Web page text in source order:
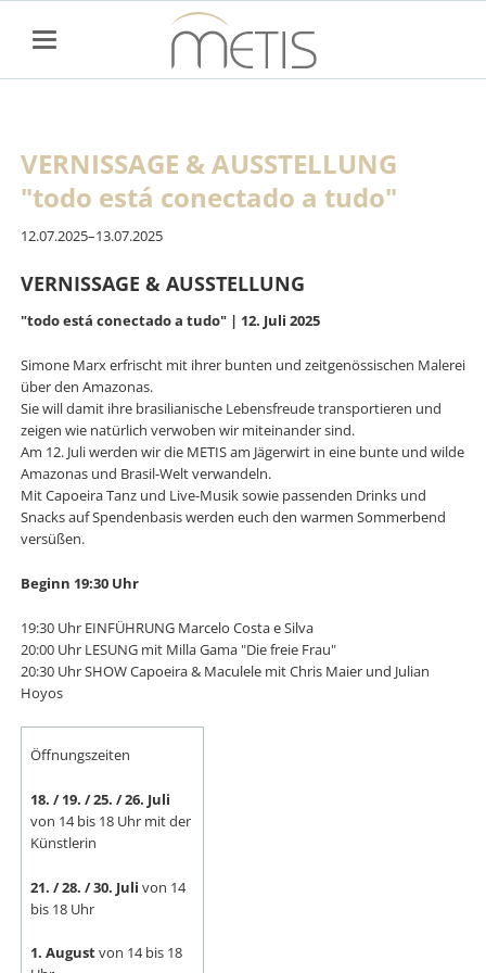
VERNISSAGE & AUSSTELLUNG
"todo está conectado a tudo"
12.07.2025–13.07.2025
VERNISSAGE & AUSSTELLUNG
"todo está conectado a tudo" | 12. Juli 2025
Simone Marx erfrischt mit ihrer bunten und zeitgenössischen Malerei
über den Amazonas.
Sie will damit ihre brasilianische Lebensfreude transportieren und
zeigen wie natürlich verwoben wir miteinander sind.
Am 12. Juli werden wir die METIS am Jägerwirt in eine bunte und wilde
Amazonas und Brasil-Welt verwandeln.
Mit Capoeira Tanz und Live-Musik sowie passenden Drinks und
Snacks auf Spendenbasis werden euch den warmen Sommerbend
versüßen.
Beginn 19:30 Uhr
19:30 Uhr EINFÜHRUNG Marcelo Costa e Silva
20:00 Uhr LESUNG mit Milla Gama "Die freie Frau"
20:30 Uhr SHOW Capoeira & Maculele mit Chris Maier und Julian
Hoyos
Öffnungszeiten
18. / 19. / 25. / 26. Juli
von 14 bis 18 Uhr mit der
Künstlerin
21. / 28. / 30. Juli von 14
bis 18 Uhr
1. Augustvon 14 bis 18